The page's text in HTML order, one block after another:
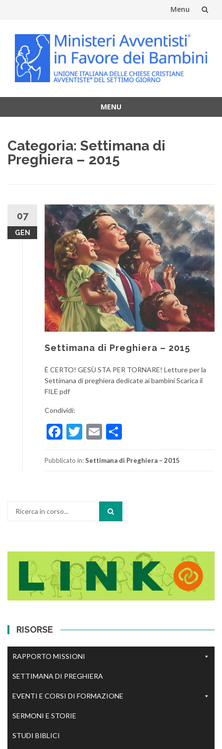
Menu
contenuto
MENU
contenuto
Categoria: Settimana di
Preghiera – 2015
07
GEN
Settimana di Preghiera – 2015
È CERTO! GESÙ STA PER TORNARE! Letture per la
Settimana di preghiera dedicate ai bambini Scarica il
FILE pdf
Condividi:
Facebook
Twitter
Email
Pubblicato in:Settimana di Preghiera – 2015
RISORSE
RAPPORTO MISSIONI
SETTIMANA DI PREGHIERA
EVENTI E CORSI DI FORMAZIONE
SERMONI E STORIE
STUDI BIBLICI